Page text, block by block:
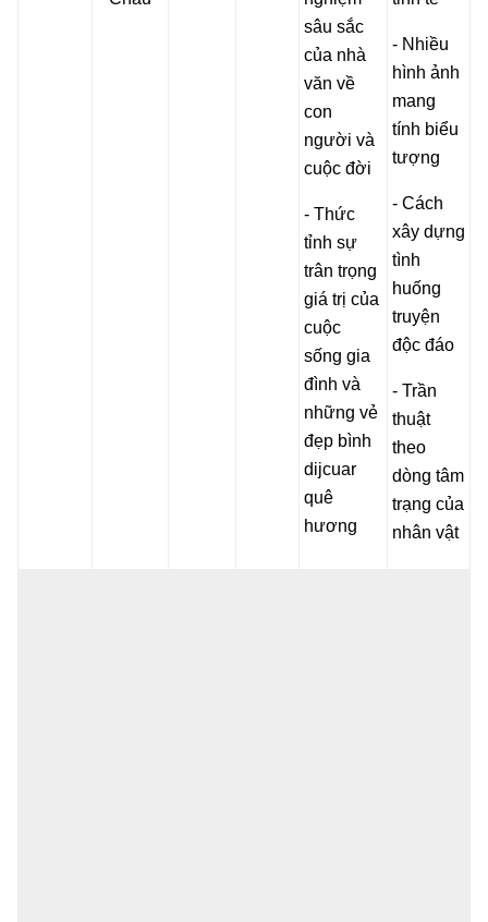
sâu sắc
của nhà
văn về
con
người và
cuộc đời
- Thức
tỉnh sự
trân trọng
giá trị của
cuộc
sống gia
đình và
những vẻ
đẹp bình
dijcuar
quê
hương
- Nhiều
hình ảnh
mang
tính biểu
tượng
- Cách
xây dựng
tình
huống
truyện
độc đáo
- Trần
thuật
theo
dòng tâm
trạng của
nhân vật